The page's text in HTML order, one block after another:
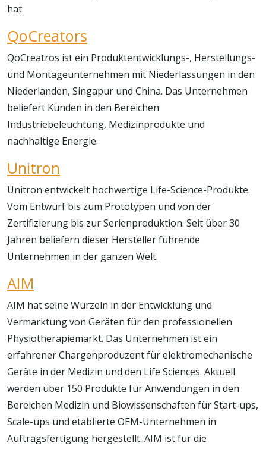
hat.
QoCreators
QoCreatros ist ein Produktentwicklungs-, Herstellungs-
und Montageunternehmen mit Niederlassungen in den
Niederlanden, Singapur und China. Das Unternehmen
beliefert Kunden in den Bereichen
Industriebeleuchtung, Medizinprodukte und
nachhaltige Energie.
Unitron
Unitron entwickelt hochwertige Life-Science-Produkte.
Vom Entwurf bis zum Prototypen und von der
Zertifizierung bis zur Serienproduktion. Seit über 30
Jahren beliefern dieser Hersteller führende
Unternehmen in der ganzen Welt.
AIM
AIM hat seine Wurzeln in der Entwicklung und
Vermarktung von Geräten für den professionellen
Physiotherapiemarkt. Das Unternehmen ist ein
erfahrener Chargenproduzent für elektromechanische
Geräte in der Medizin und den Life Sciences. Aktuell
werden über 150 Produkte für Anwendungen in den
Bereichen Medizin und Biowissenschaften für Start-ups,
Scale-ups und etablierte OEM-Unternehmen in
Auftragsfertigung hergestellt. AIM ist für die